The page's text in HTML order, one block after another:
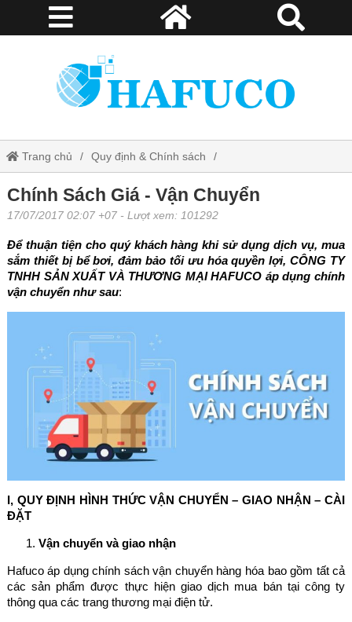
Trang chủ Quy định & Chính sách
Chính Sách Giá - Vận Chuyển
Chính Sách Giá - Vận Chuyển
17/07/2017 02:07 +07 - Lượt xem: 101292
Để thuận tiện cho quý khách hàng khi sử dụng dịch vụ, mua
sắm thiết bị bể bơi, đảm bảo tối ưu hóa quyền lợi, CÔNG TY
TNHH SẢN XUẤT VÀ THƯƠNG MẠI HAFUCO áp dụng chính
vận chuyển như sau:
I, QUY ĐỊNH HÌNH THỨC VẬN CHUYỂN – GIAO NHẬN – CÀI
ĐẶT
Vận chuyển và giao nhận
Hafuco áp dụng chính sách vận chuyển hàng hóa bao gồm tất cả
các sản phẩm được thực hiện giao dịch mua bán tại công ty
thông qua các trang thương mại điện tử.